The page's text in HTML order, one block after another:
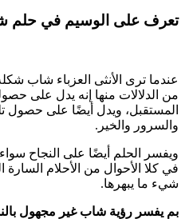
تعرف على الوسيم في حلم
عندما ترى الأنثى العزباء شاب
من الدلالات منها إنه يدل على
المستقبل، ويدل أيضًا على حصول
والسرور والخير.
ويفسر الحلم أيضًا على النجاح سواء
في كلا الأحوال من الأحلام السارة
شيء ما يبهرها.
بم يفسر رؤية شاب غير مجهول